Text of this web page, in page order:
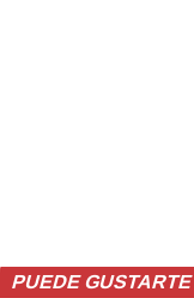
PUEDE GUSTARTE